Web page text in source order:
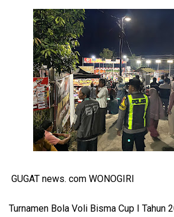
GUGAT news. com WONOGIRI
Turnamen Bola Voli Bisma Cup I Tahun